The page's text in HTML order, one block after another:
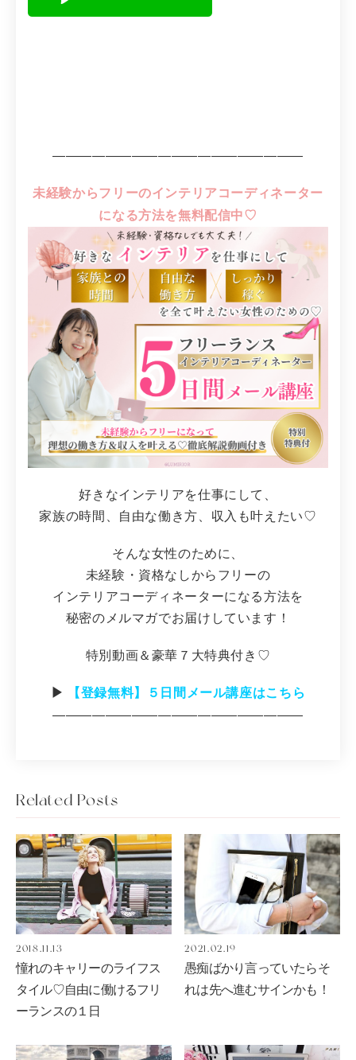
―――――――――――――――――――
未経験からフリーのインテリアコーディネーター
になる方法を無料配信中♡
好きなインテリアを仕事にして、
家族の時間、自由な働き方、収入も叶えたい♡
そんな女性のために、
未経験・資格なしからフリーの
インテリアコーディネーターになる方法を
秘密のメルマガでお届けしています！
特別動画＆豪華７大特典付き♡
▶︎
【登録無料】５日間メール講座はこちら
―――――――――――――――――――
Related Posts
2018.11.13
憧れのキャリーのライフス
タイル♡自由に働けるフリ
ーランスの１日
2021.02.19
愚痴ばかり言っていたらそ
れは先へ進むサインかも！